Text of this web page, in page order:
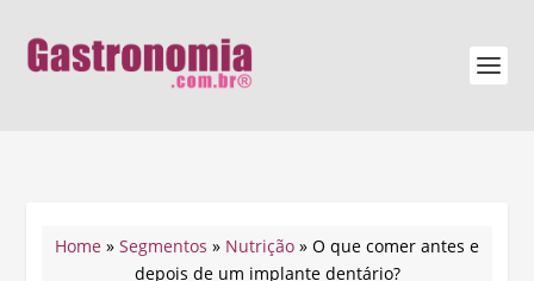
Home » Segmentos » Nutrição » O que comer antes e
depois de um implante dentário?